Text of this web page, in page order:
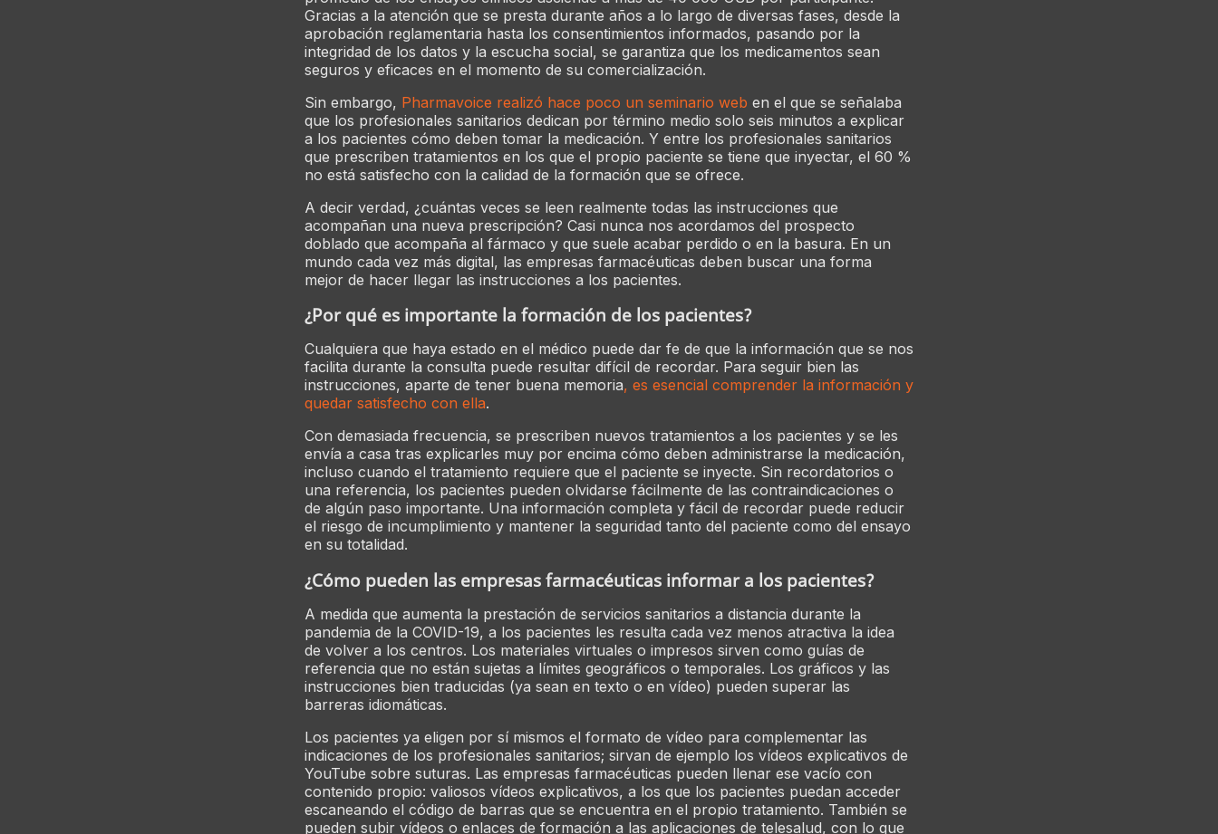
Gracias a la atención que se presta durante años a lo largo de diversas fases, desde la
aprobación reglamentaria hasta los consentimientos informados, pasando por la
integridad de los datos y la escucha social, se garantiza que los medicamentos sean
seguros y eficaces en el momento de su comercialización.
Sin embargo, Pharmavoice realizó hace poco un seminario web en el que se señalaba
que los profesionales sanitarios dedican por término medio solo seis minutos a explicar
a los pacientes cómo deben tomar la medicación. Y entre los profesionales sanitarios
que prescriben tratamientos en los que el propio paciente se tiene que inyectar, el 60 %
no está satisfecho con la calidad de la formación que se ofrece.
A decir verdad, ¿cuántas veces se leen realmente todas las instrucciones que
acompañan una nueva prescripción? Casi nunca nos acordamos del prospecto
doblado que acompaña al fármaco y que suele acabar perdido o en la basura. En un
mundo cada vez más digital, las empresas farmacéuticas deben buscar una forma
mejor de hacer llegar las instrucciones a los pacientes.
¿Por qué es importante la formación de los pacientes?
Cualquiera que haya estado en el médico puede dar fe de que la información que se nos
facilita durante la consulta puede resultar difícil de recordar. Para seguir bien las
instrucciones, aparte de tener buena memoria, es esencial comprender la información y
quedar satisfecho con ella.
Con demasiada frecuencia, se prescriben nuevos tratamientos a los pacientes y se les
envía a casa tras explicarles muy por encima cómo deben administrarse la medicación,
incluso cuando el tratamiento requiere que el paciente se inyecte. Sin recordatorios o
una referencia, los pacientes pueden olvidarse fácilmente de las contraindicaciones o
de algún paso importante. Una información completa y fácil de recordar puede reducir
el riesgo de incumplimiento y mantener la seguridad tanto del paciente como del ensayo
en su totalidad.
¿Cómo pueden las empresas farmacéuticas informar a los pacientes?
A medida que aumenta la prestación de servicios sanitarios a distancia durante la
pandemia de la COVID-19, a los pacientes les resulta cada vez menos atractiva la idea
de volver a los centros. Los materiales virtuales o impresos sirven como guías de
referencia que no están sujetas a límites geográficos o temporales. Los gráficos y las
instrucciones bien traducidas (ya sean en texto o en vídeo) pueden superar las
barreras idiomáticas.
Los pacientes ya eligen por sí mismos el formato de vídeo para complementar las
indicaciones de los profesionales sanitarios; sirvan de ejemplo los vídeos explicativos de
YouTube sobre suturas. Las empresas farmacéuticas pueden llenar ese vacío con
contenido propio: valiosos vídeos explicativos, a los que los pacientes puedan acceder
escaneando el código de barras que se encuentra en el propio tratamiento. También se
pueden subir vídeos o enlaces de formación a las aplicaciones de telesalud, con lo que